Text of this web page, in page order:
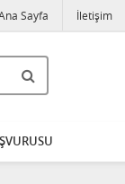
Sayfa İletişim